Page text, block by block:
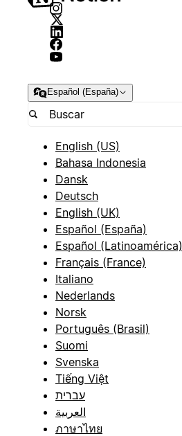
Español (España)
English (US)
Bahasa Indonesia
Dansk
Deutsch
English (UK)
Español (España)
Español (Latinoamérica)
Français (France)
Italiano
Nederlands
Norsk
Português (Brasil)
Suomi
Svenska
Tiếng Việt
עברית
العربية
ภาษาไทย